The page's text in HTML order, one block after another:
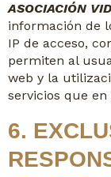
ASOCIACIÓN
información de
IP de acceso,
permiten al
web y la
servicios que en
6.